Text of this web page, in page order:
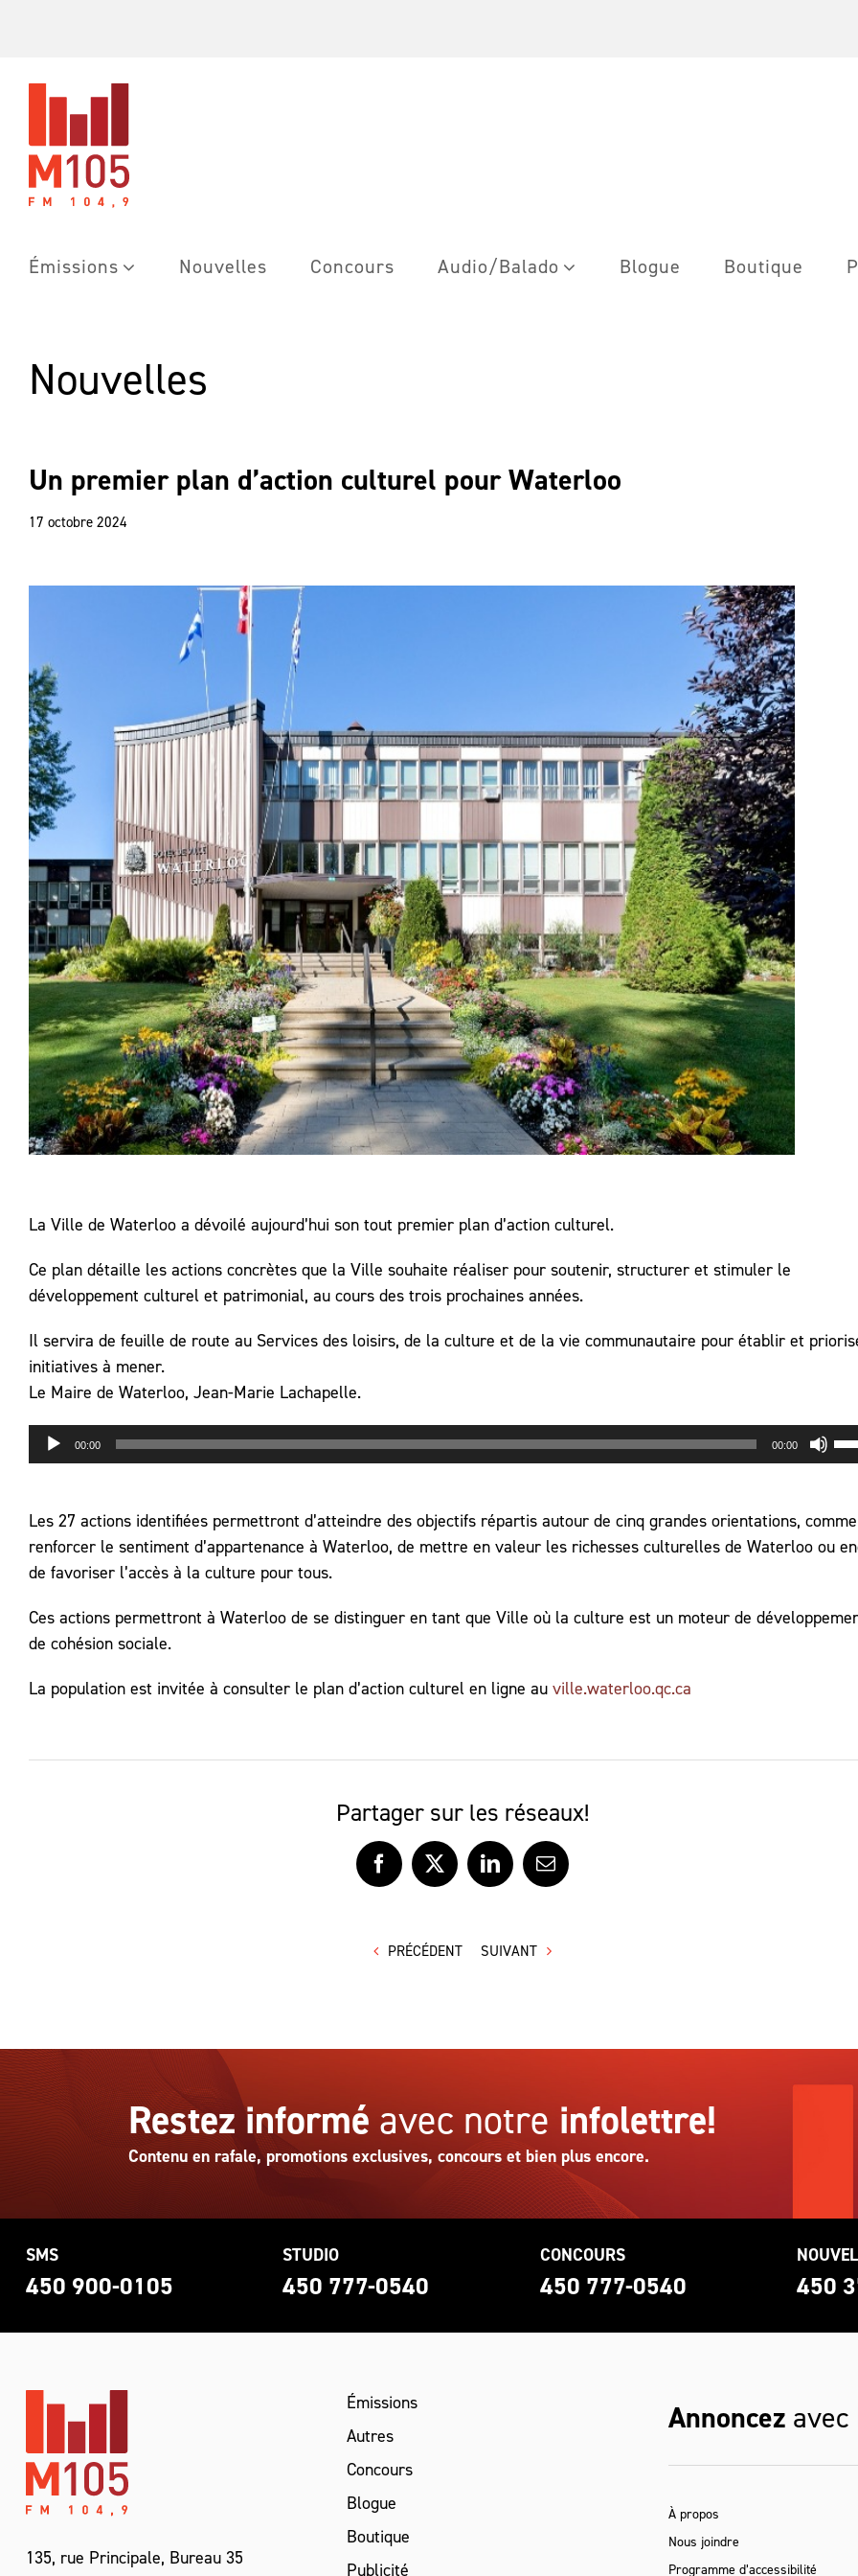
Émissions Nouvelles Concours Audio/Balado Blogue Boutique
Nouvelles
Un premier plan d’action culturel pour Waterloo
17 octobre 2024
La Ville de Waterloo a dévoilé aujourd’hui son tout premier plan d’action culturel.
Ce plan détaille les actions concrètes que la Ville souhaite réaliser pour soutenir, structurer et stimuler le
développement culturel et patrimonial, au cours des trois prochaines années.
Il servira de feuille de route au Services des loisirs, de la culture et de la vie communautaire pour établir et
initiatives à mener.
Le Maire de Waterloo, Jean-Marie Lachapelle.
Lecteur
audio
00:00 00:00
les
Les 27 actions identifiées permettront d’atteindre des objectifs répartis autour de cinq grandes orientations,
renforcer le sentiment d’appartenance à Waterloo, de mettre en valeur les richesses culturelles de Waterloo ou
de favoriser l’accès à la culture pour tous.
Ces actions permettront à Waterloo de se distinguer en tant que Ville où la culture est un moteur de
de cohésion sociale.
La population est invitée à consulter le plan d’action culturel en ligne au ville.waterloo.qc.ca
Partager sur les réseaux!
Facebook
X LinkedInCourriel
PRÉCÉDENT SUIVANT
Restez informé avec notre infolettre!
Contenu en rafale, promotions exclusives, concours et bien plus encore.
SMS
450 900-0105
STUDIO
450 777-0540
CONCOURS
450 777-0540 450
135, rue Principale, Bureau 35
Émissions
Autres
Concours
Blogue
Boutique
Publicité
Annoncez avec
À propos
Nous joindre
Programme d’accessibilité